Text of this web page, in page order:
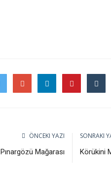
ÖNCEKI YAZI
Pınargözü Mağarası
SONRAKI
Körükini